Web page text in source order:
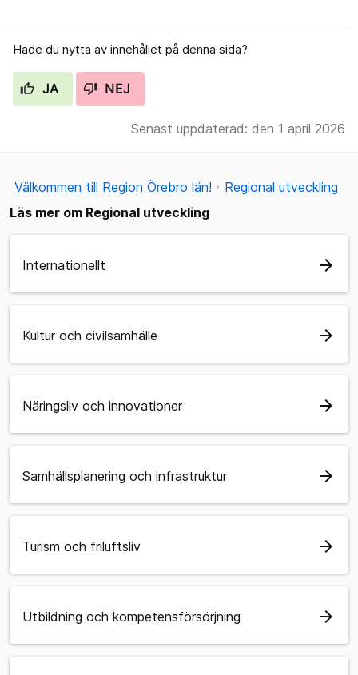
Hade du nytta av innehållet på denna sida?
JA NEJ
Senast uppdaterad: den 1 april 2026
Välkommen till Region Örebro län!
Regional utveckling
Läs mer om Regional utveckling
Internationellt arrow_forward
Kultur och civilsamhälle arrow_forward
Näringsliv och innovationer arrow_forward
Samhällsplanering och infrastruktur arrow_forward
Turism och friluftsliv arrow_forward
Utbildning och kompetensförsörjning arrow_forward